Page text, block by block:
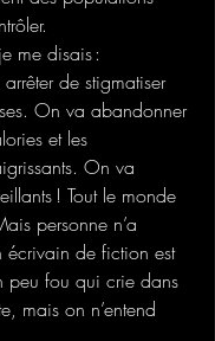
me disais :
de stigmatiser
On va abandonner
et les
On va
! Tout le monde
personne n’a
écrivain de fiction est
peu fou qui crie dans
mais on n’entend